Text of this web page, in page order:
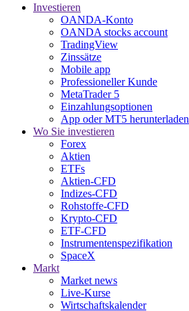
Investieren
OANDA-Konto
OANDA stocks account
TradingView
Zinssätze
Mobile app
Professioneller Kunde
MetaTrader 5
Einzahlungsoptionen
App oder MT5 herunterladen
Wo Sie investieren
Forex
Aktien
ETFs
Aktien-CFD
Indizes-CFD
Rohstoffe-CFD
Krypto-CFD
ETF-CFD
Instrumentenspezifikation
SpaceX
Markt
Market news
Live-Kurse
Wirtschaftskalender